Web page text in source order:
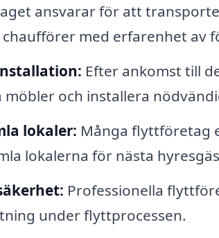
ansvarar för att
med erfarenhet av
Efter ankomst till
och installera
lokaler: Många flyttföretag
lokalerna för nästa
Professionella
under flyttprocessen.